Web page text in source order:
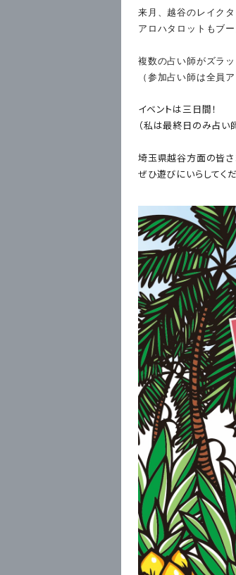
来月、越谷の レイク
アロハタロットもブー
複数の占い師がズラ
（参加占い師は全員
イベントは三日間！
（私は最終日のみ占い
埼玉県越谷方面の皆さ
ぜひ遊びにいらしてく